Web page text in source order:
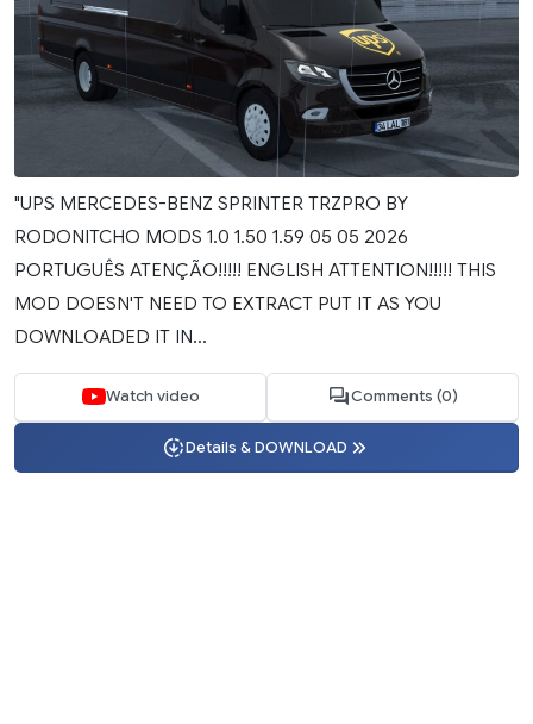
"UPS MERCEDES-BENZ SPRINTER TRZPRO BY
RODONITCHO MODS 1.0 1.50 1.59 05 05 2026
PORTUGUÊS ATENÇÃO!!!!! ENGLISH ATTENTION!!!!! THIS
MOD DOESN'T NEED TO EXTRACT PUT IT AS YOU
DOWNLOADED IT IN...
Watch video Comments (0)
Details & DOWNLOAD